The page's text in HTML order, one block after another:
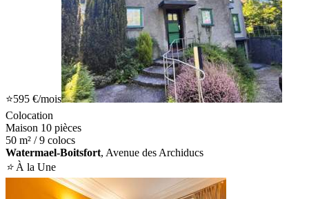
⭐595 €/mois
Colocation
Maison 10 pièces
50 m² / 9 colocs
Watermael-Boitsfort, Avenue des Archiducs
⭐À la Une